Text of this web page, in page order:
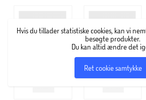
med minimal opvarmning.
praktisk design, som gør den til den
rejser og hjemmebrug.
Hvis du tillader statistiske cookies, kan vi
besøgte produkter.
Du kan altid ændre det
Ret cookie samtykke